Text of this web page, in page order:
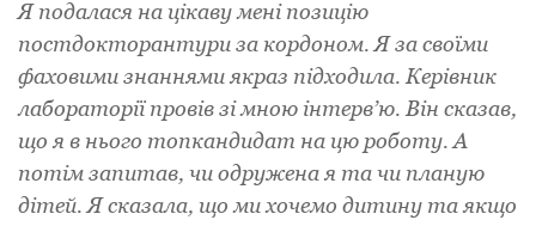
Я подалася на цікаву мені позицію
постдокторантури за кордоном. Я за своїми
фаховими знаннями якраз підходила. Керівник
лабораторії провів зі мною інтерв’ю. Він сказав,
що я в нього топкандидат на цю роботу. А
потім запитав, чи одружена я та чи планую
дітей. Я сказала, що ми хочемо дитину та якщо